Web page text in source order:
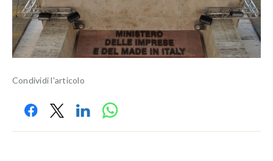
Condividi l'articolo